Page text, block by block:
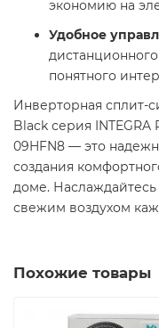
экономию на
Удобное
понятного
Инверторная сплит-
Black серия
09HFN8 — это
создания
доме.
свежим воздухом
Похожие товары